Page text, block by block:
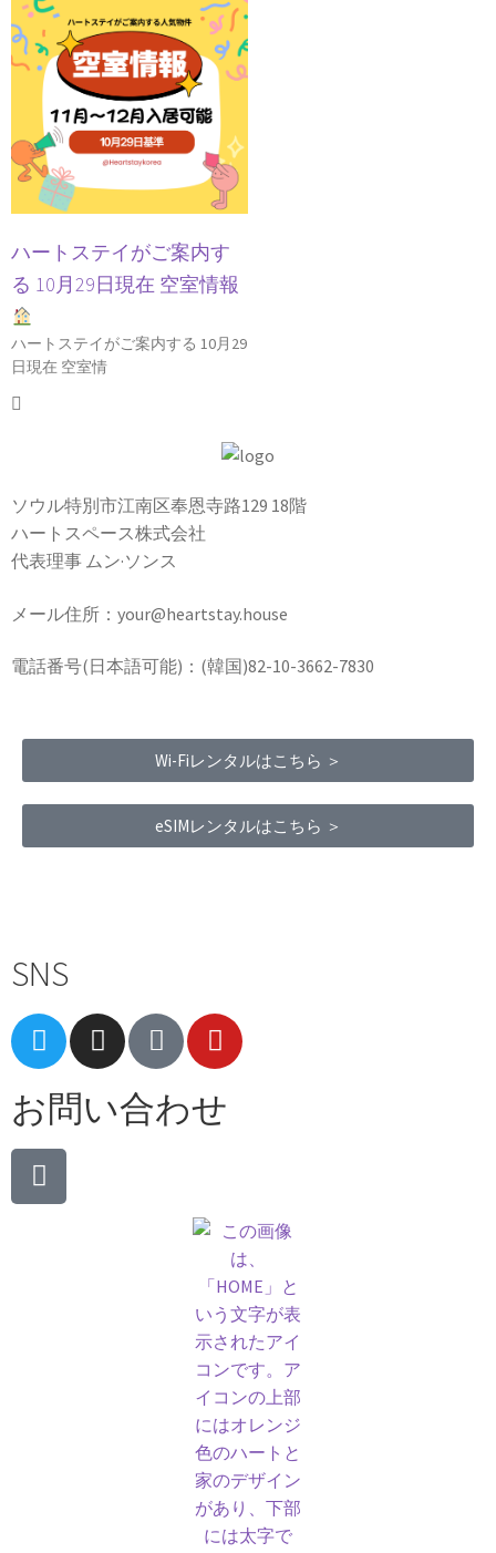
ハートステイがご案内す
る 10月29日現在 空室情報
ハートステイがご案内する 10月29
日現在 空室情
ソウル特別市江南区奉恩寺路129 18階
ハートスペース株式会社
代表理事 ムン·ソンス
メール住所：your@heartstay.house
電話番号(日本語可能)：(韓国)82-10-3662-7830
Wi-Fiレンタルはこちら ＞
eSIMレンタルはこちら ＞
SNS
お問い合わせ